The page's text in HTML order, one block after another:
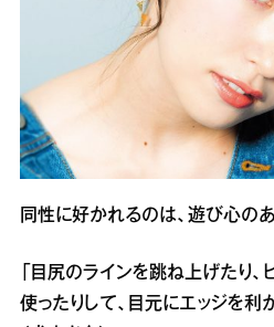
同性に好かれるのは、遊び心のあ
「目尻のラインを跳ね上げたり
使ったりして、目元にエッジを利